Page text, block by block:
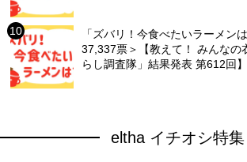
「ズバリ！今食べたいラーメン
37,337票＞【教えて！ みんなの
らし調査隊」結果発表 第612回】
eltha イチオシ特集